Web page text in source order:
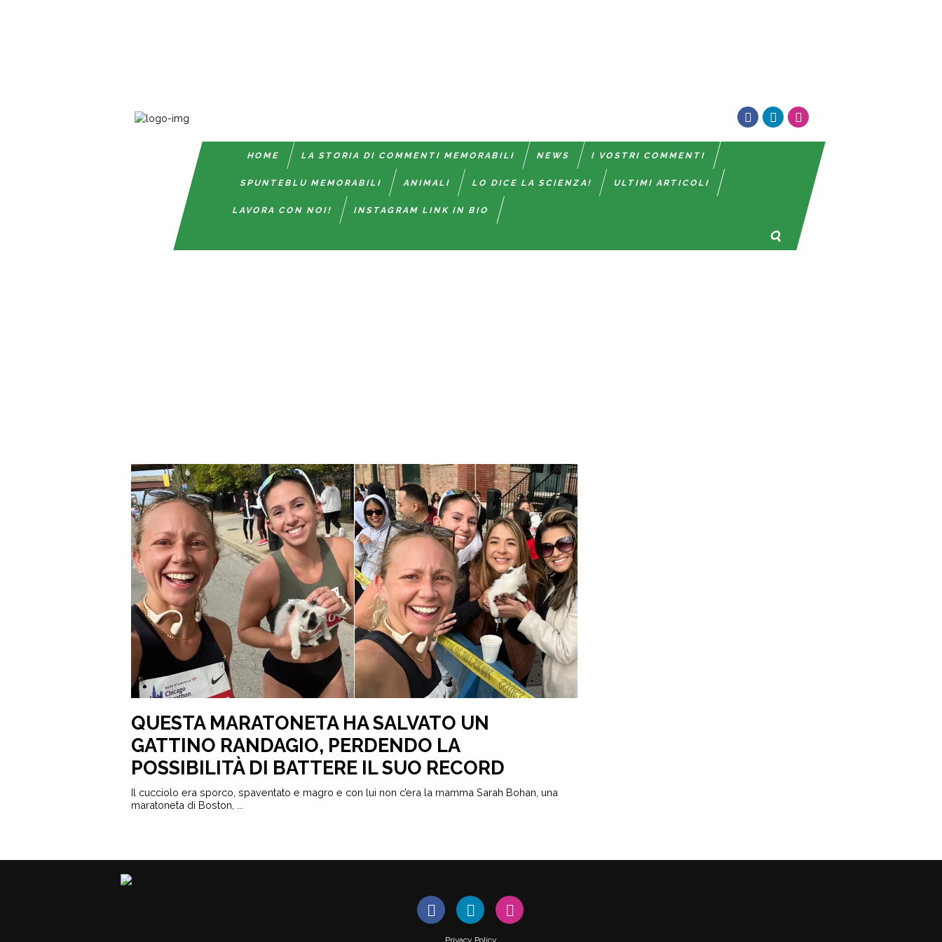
HOME LA STORIA DI COMMENTI MEMORABILI NEWS I VOSTRI COMMENTI
SPUNTEBLU MEMORABILI ANIMALI LO DICE LA SCIENZA! ULTIMI ARTICOLI
LAVORA CON NOI! INSTAGRAM LINK IN BIO
QUESTA MARATONETA HA SALVATO UN
GATTINO RANDAGIO, PERDENDO LA
POSSIBILITÀ DI BATTERE IL SUO RECORD
Il cucciolo era sporco, spaventato e magro e con lui non c’era la mamma Sarah Bohan, una
maratoneta di Boston, ...